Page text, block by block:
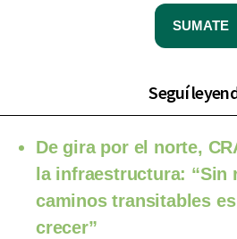
SUMATE
Seguí
De gira por el norte,
la infraestructura: “Sin
caminos transitables
crecer”